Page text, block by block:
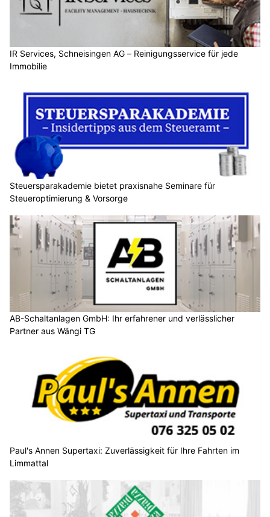
IR Services, Schneisingen AG – Reinigungsservice für jede
Immobilie
Steuersparakademie bietet praxisnahe Seminare für
Steueroptimierung & Vorsorge
AB-Schaltanlagen GmbH: Ihr erfahrener und verlässlicher
Partner aus Wängi TG
Paul's Annen Supertaxi: Zuverlässigkeit für Ihre Fahrten im
Limmattal